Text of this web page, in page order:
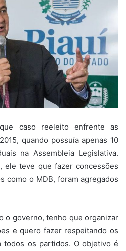
caso reeleito enfrente as
quando possuía apenas 10
na Assembleia Legislativa.
ele teve que fazer concessões
como o MDB, foram agregados
o governo, tenho que organizar
e quero fazer respeitando os
todos os partidos. O objetivo é